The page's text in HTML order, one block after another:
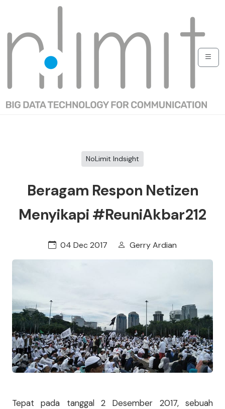
NoLimit Indsight
Beragam Respon Netizen
Menyikapi #ReuniAkbar212
04 Dec 2017 Gerry Ardian
Tepat pada tanggal 2 Desember 2017, sebuah